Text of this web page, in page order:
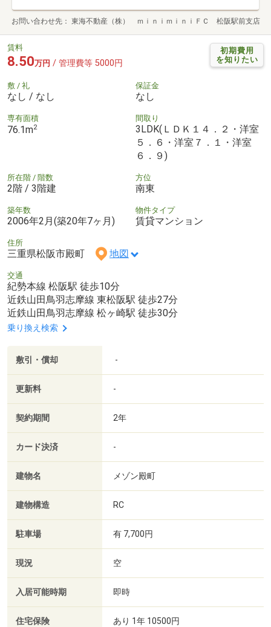
お問い合わせ先 東海不動産（株） ｍｉｎｉｍｉｎｉＦＣ 松阪駅前支店
初期費用
を知りたい
賃料
8.50万円 / 管理費等 5000円
敷 / 礼
なし / なし
保証金
なし
専有面積
76.1m2
間取り
3LDK(ＬＤＫ１４．２・洋室
５．６・洋室７．１・洋室
６．９)
所在階 / 階数
2階 / 3階建
方位
南東
築年数
2006年2月(築20年7ヶ月)
物件タイプ
賃貸マンション
住所
三重県松阪市殿町 地図
交通
紀勢本線 松阪駅 徒歩10分
近鉄山田鳥羽志摩線 東松阪駅 徒歩27分
近鉄山田鳥羽志摩線 松ヶ崎駅 徒歩30分
乗り換え検索
敷引・償却 -
更新料 -
契約期間 2年
カード決済 -
建物名 メゾン殿町
建物構造 RC
駐車場 有 7,700円
現況 空
入居可能時期 即時
住宅保険 あり 1年 10500円